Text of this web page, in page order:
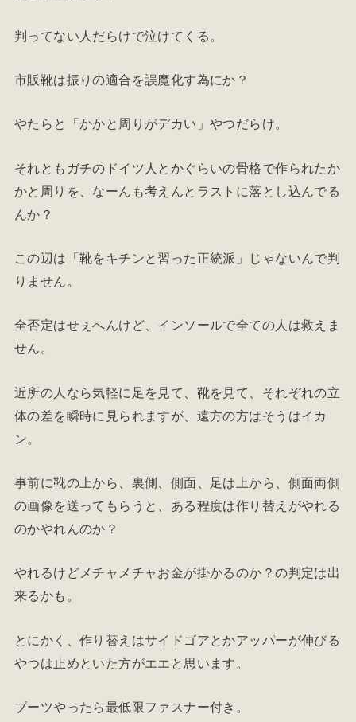
判ってない人だらけで泣けてくる。
市販靴は振りの適合を誤魔化す為にか？
やたらと「かかと周りがデカい」やつだらけ。
それともガチのドイツ人とかぐらいの骨格で作られたか
かと周りを、なーんも考えんとラストに落とし込んでる
んか？
この辺は「靴をキチンと習った正統派」じゃないんで判
りません。
全否定はせぇへんけど、インソールで全ての人は救えま
せん。
近所の人なら気軽に足を見て、靴を見て、それぞれの立
体の差を瞬時に見られますが、遠方の方はそうはイカ
ン。
事前に靴の上から、裏側、側面、足は上から、側面両側
の画像を送ってもらうと、ある程度は作り替えがやれる
のかやれんのか？
やれるけどメチャメチャお金が掛かるのか？の判定は出
来るかも。
とにかく、作り替えはサイドゴアとかアッパーが伸びる
やつは止めといた方がエエと思います。
ブーツやったら最低限ファスナー付き。